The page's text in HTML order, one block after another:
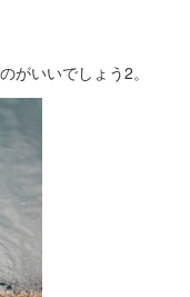
がいいでしょう2。